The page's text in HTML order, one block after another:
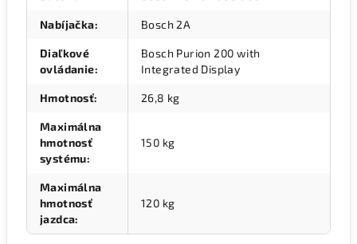
Nabíjačka: Bosch 2A
Diaľkové
ovládanie:
Bosch Purion 200 with
Integrated Display
Hmotnosť: 26,8 kg
Maximálna
hmotnosť
systému:
150 kg
Maximálna
hmotnosť
jazdca:
120 kg